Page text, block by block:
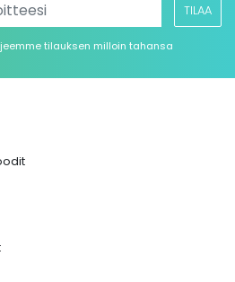
TILAA
tilauksen milloin tahansa